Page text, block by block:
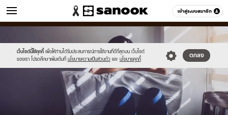
เข้าสู่ระบบสมาชิก
ข่าว หมวดอื่นๆ
เว็บไซต์นี้ใช้คุกกี้ เพื่อให้ท่านได้รับประสบการณ์การใช้งานที่ดีที่สุดบน เว็บไซต์
ของเรา โปรดศึกษาเพิ่มเติมที่ นโยบายความเป็นส่วนตัว และ นโยบายคุกกี้
ตกลง
new-
sanook.png
//s.isanook.com/ns/0/ud/1743/8715454/607174.jpg